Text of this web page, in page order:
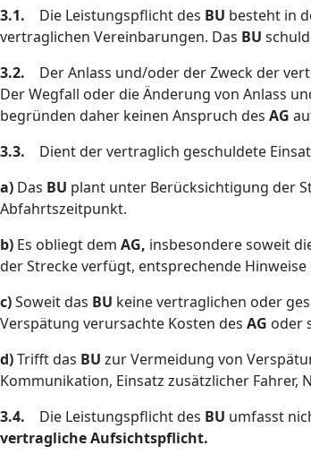
3.1. Die Leistungspflicht des BU besteht in
vertraglichen Vereinbarungen. Das BU
3.2.
Der Anlass und/oder der Zweck der
Der Wegfall oder die Änderung von Anlass
begründen daher keinen Anspruch des AG
3.3.
Dient der vertraglich geschuldete
a) Das BU plant unter Berücksichtigung der
Abfahrtszeitpunkt.
b) Es obliegt dem AG, insbesondere soweit
der Strecke verfügt, entsprechende
c)Soweit das BU keine vertraglichen oder
Verspätung verursachte Kosten des AG oder
d)Trifft das BU zur Vermeidung von
Kommunikation, Einsatz zusätzlicher
3.4.
Die Leistungspflicht des BU umfasst
vertragliche Aufsichtspflicht.